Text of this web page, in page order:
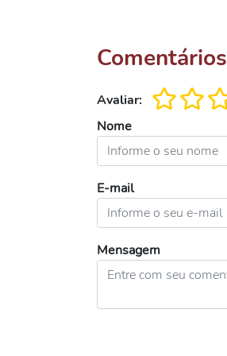
Comentários
Avaliar:
Nome
E-mail
Mensagem